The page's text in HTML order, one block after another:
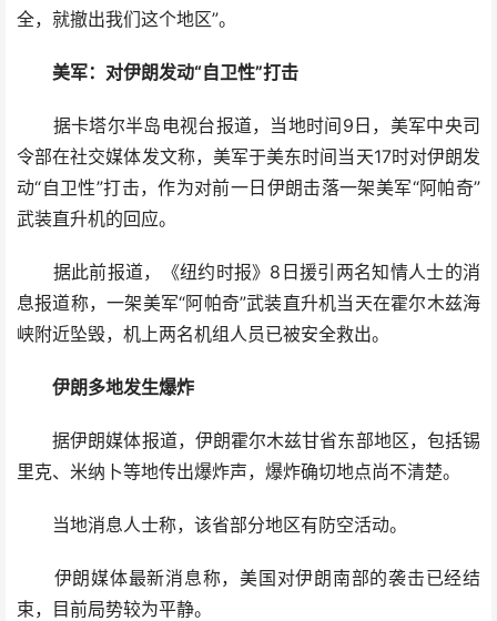
全，就撤出我们这个地区”。
美军：对伊朗发动“自卫性”打击
据卡塔尔半岛电视台报道，当地时间9日，美军中央司
令部在社交媒体发文称，美军于美东时间当天17时对伊朗发
动“自卫性”打击，作为对前一日伊朗击落一架美军“阿帕奇”
武装直升机的回应。
据此前报道，《纽约时报》8日援引两名知情人士的消
息报道称，一架美军“阿帕奇”武装直升机当天在霍尔木兹海
峡附近坠毁，机上两名机组人员已被安全救出。
伊朗多地发生爆炸
据伊朗媒体报道，伊朗霍尔木兹甘省东部地区，包括锡
里克、米纳卜等地传出爆炸声，爆炸确切地点尚不清楚。
当地消息人士称，该省部分地区有防空活动。
伊朗媒体最新消息称，美国对伊朗南部的袭击已经结
束，目前局势较为平静。